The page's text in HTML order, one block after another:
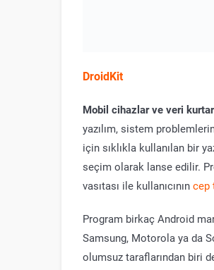
DroidKit
Mobil cihazlar ve veri
yazılım, sistem
için sıklıkla kullanılan bir
seçim olarak lanse edilir.
vasıtası ile kullanıcının cep
Program birkaç Android
Samsung, Motorola ya da
olumsuz taraflarından biri